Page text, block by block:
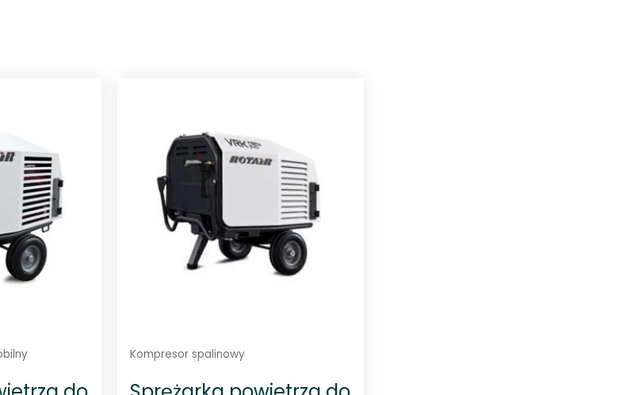
Kompresor spalinowy